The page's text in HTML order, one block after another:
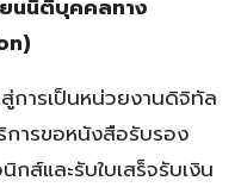
ยนนิติบุคคลทาง
การเป็นหน่วยงานดิจิทัล
การขอหนังสือรับรอง
ส์และรับใบเสร็จรับเงิน